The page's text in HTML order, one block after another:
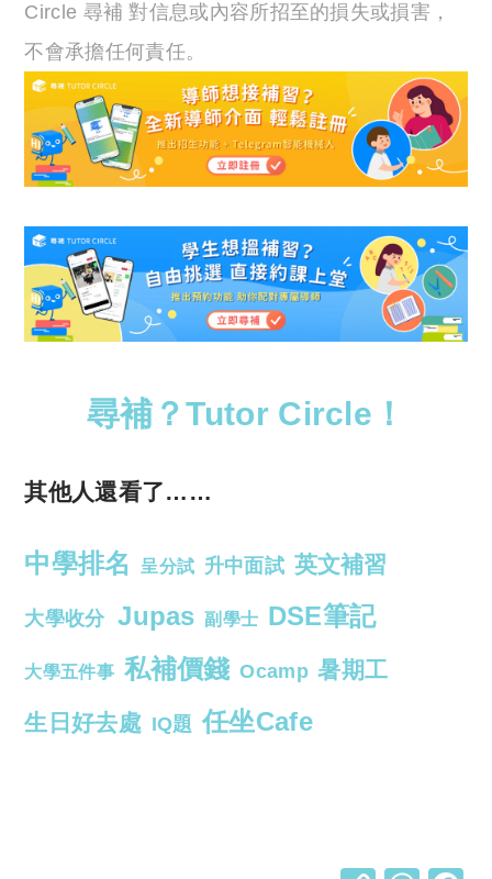
Circle 尋補 對信息或內容所招至的損失或損害，
不會承擔任何責任。
尋補？Tutor Circle！
其他人還看了……
中學排名 呈分試 升中面試 英文補習
大學收分 Jupas 副學士 DSE筆記
大學五件事 私補價錢 Ocamp 暑期工
生日好去處 IQ題 任坐Cafe